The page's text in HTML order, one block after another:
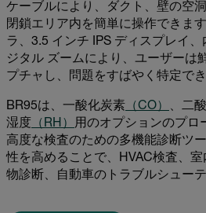
ケーブルにより、ダクト、壁の空
閉鎖エリア内を簡単に操作できま
ラ、3.5 インチ IPS ディスプレイ
ジタル ズームにより、ユーザーは
プチャし、問題をすばやく特定で
BR95は、一酸化炭素 （CO） 、二
湿度 （RH） 用のオプションのプロ
高度な検査のための多機能診断ツ
性を高めることで、HVAC検査、
物診断、自動車のトラブルシュー